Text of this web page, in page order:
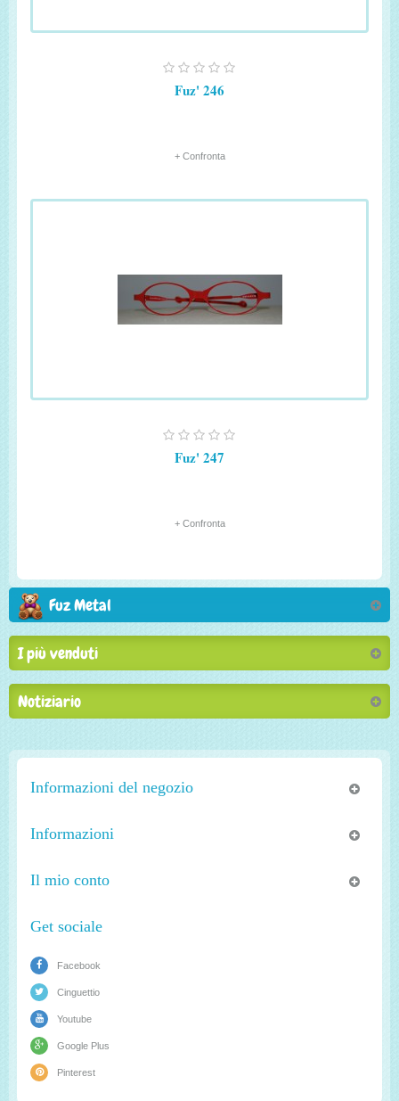
Fuz' 246
+ Confronta
Fuz' 247
+ Confronta
Fuz Metal
I più venduti
Notiziario
Informazioni del negozio
Informazioni
Il mio conto
Get sociale
Facebook
Cinguettio
Youtube
Google Plus
Pinterest